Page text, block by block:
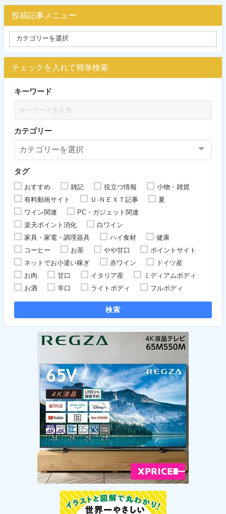
投稿記事メニュー
チェックを入れて簡単検索
キーワード
カテゴリー
タグ
おすすめ 雑記 役立つ情報
小物・雑貨
有料動画サイト
Ｕ-ＮＥＸＴ記事
夏
ワイン関連
PC・ガジェット関連
楽天ポイント消化
白ワイン
家具・家電・調理器具
ハイ食材
健康
コーヒー
お茶 やや甘口
ポイントサイト
ネットでお小遣い稼ぎ
赤ワイン
ドイツ産
お肉
甘口 イタリア産
ミディアムボディ
お酒
辛口 ライトボディ フルボディ
検索